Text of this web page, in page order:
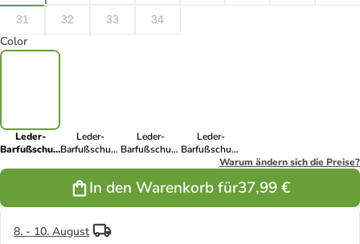
31 32 33 34
Color
Leder-
Barfußschuhe
Leder-
Barfußschuhe
Leder-
Barfußschuhe
Leder-
Barfußschuhe
"Sibo" inWarum ändern sich die Preise?
In den Warenkorb für37,99 €
8. - 10. August